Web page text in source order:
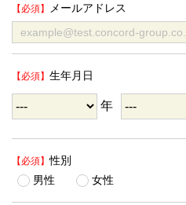
メールアドレス
生年月日
年
性別
男性
女性